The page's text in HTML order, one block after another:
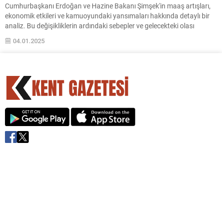
Cumhurbaşkanı Erdoğan ve Hazine Bakanı Şimşek'in maaş artışları,
ekonomik etkileri ve kamuoyundaki yansımaları hakkında detaylı bir
analiz. Bu değişikliklerin ardındaki sebepler ve gelecekteki olası
04.01.2025